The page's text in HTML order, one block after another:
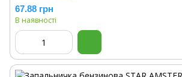
67.88 грн
В наявності